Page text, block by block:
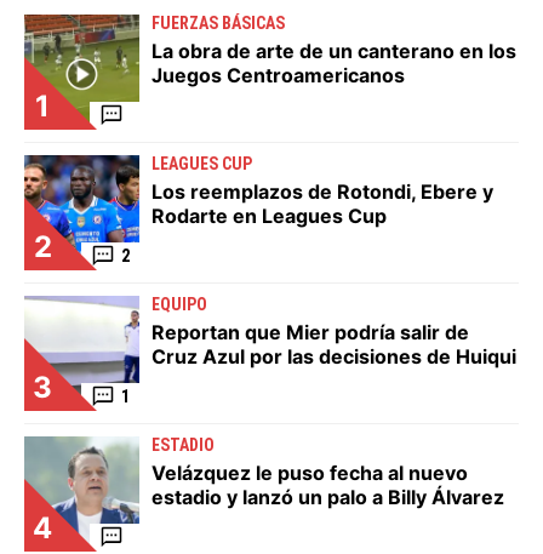
1
FUERZAS BÁSICAS
La obra de arte de un canterano en los
Juegos Centroamericanos
2 2
LEAGUES CUP
Los reemplazos de Rotondi, Ebere y
Rodarte en Leagues Cup
3 1
EQUIPO
Reportan que Mier podría salir de
Cruz Azul por las decisiones de Huiqui
4
ESTADIO
Velázquez le puso fecha al nuevo
estadio y lanzó un palo a Billy Álvarez